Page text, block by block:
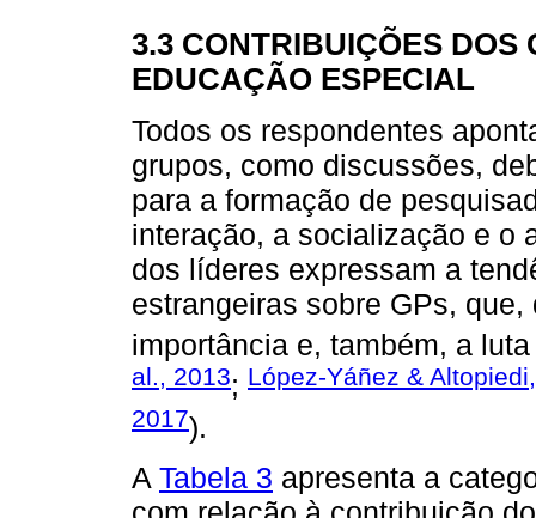
3.3 CONTRIBUIÇÕES DOS
EDUCAÇÃO ESPECIAL
Todos os respondentes
grupos, como discussões,
para a formação de
interação, a socialização e o
dos líderes expressam a
estrangeiras sobre GPs,
importância e, também, a
al., 2013; López-Yáñez &
2017).
A Tabela 3 apresenta a